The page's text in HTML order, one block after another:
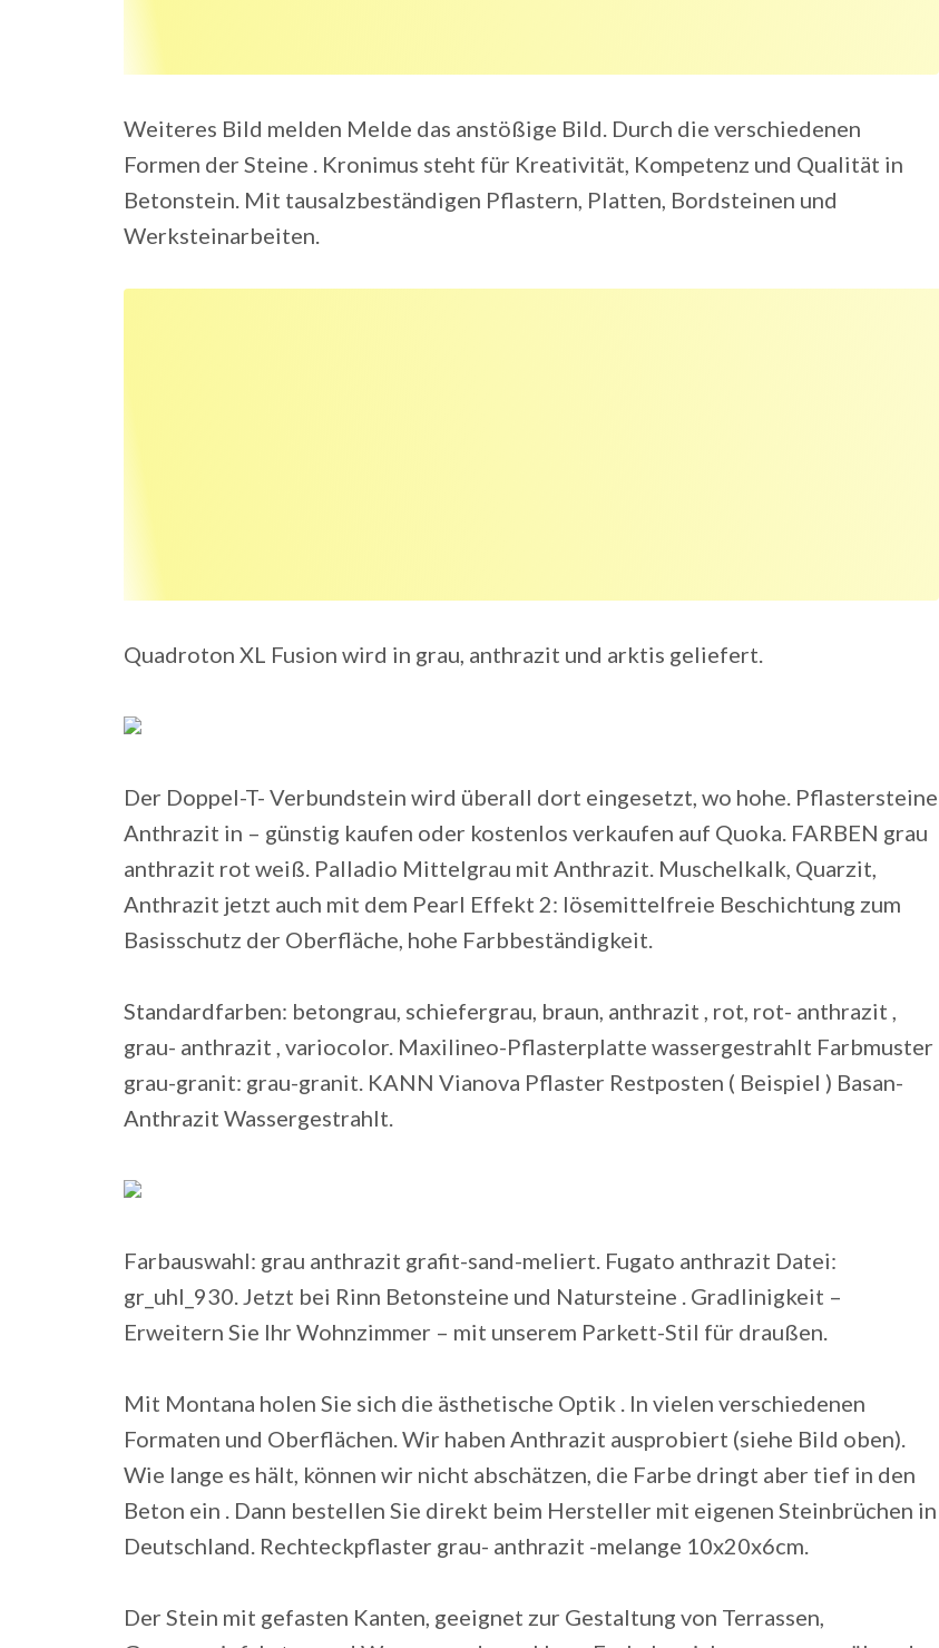
Weiteres Bild melden Melde das anstößige Bild. Durch die verschiedenen
Formen der Steine . Kronimus steht für Kreativität, Kompetenz und Qualität in
Betonstein. Mit tausalzbeständigen Pflastern, Platten, Bordsteinen und
Werksteinarbeiten.
Quadroton XL Fusion wird in grau, anthrazit und arktis geliefert.
Der Doppel-T- Verbundstein wird überall dort eingesetzt, wo hohe. Pflastersteine
Anthrazit in – günstig kaufen oder kostenlos verkaufen auf Quoka. FARBEN grau
anthrazit rot weiß. Palladio Mittelgrau mit Anthrazit. Muschelkalk, Quarzit,
Anthrazit jetzt auch mit dem Pearl Effekt 2: lösemittelfreie Beschichtung zum
Basisschutz der Oberfläche, hohe Farbbeständigkeit.
Standardfarben: betongrau, schiefergrau, braun, anthrazit , rot, rot- anthrazit ,
grau- anthrazit , variocolor. Maxilineo-Pflasterplatte wassergestrahlt Farbmuster
grau-granit: grau-granit. KANN Vianova Pflaster Restposten ( Beispiel ) Basan-
Anthrazit Wassergestrahlt.
Farbauswahl: grau anthrazit grafit-sand-meliert. Fugato anthrazit Datei:
gr_uhl_930. Jetzt bei Rinn Betonsteine und Natursteine . Gradlinigkeit –
Erweitern Sie Ihr Wohnzimmer – mit unserem Parkett-Stil für draußen.
Mit Montana holen Sie sich die ästhetische Optik . In vielen verschiedenen
Formaten und Oberflächen. Wir haben Anthrazit ausprobiert (siehe Bild oben).
Wie lange es hält, können wir nicht abschätzen, die Farbe dringt aber tief in den
Beton ein . Dann bestellen Sie direkt beim Hersteller mit eigenen Steinbrüchen in
Deutschland. Rechteckpflaster grau- anthrazit -melange 10x20x6cm.
Der Stein mit gefasten Kanten, geeignet zur Gestaltung von Terrassen,